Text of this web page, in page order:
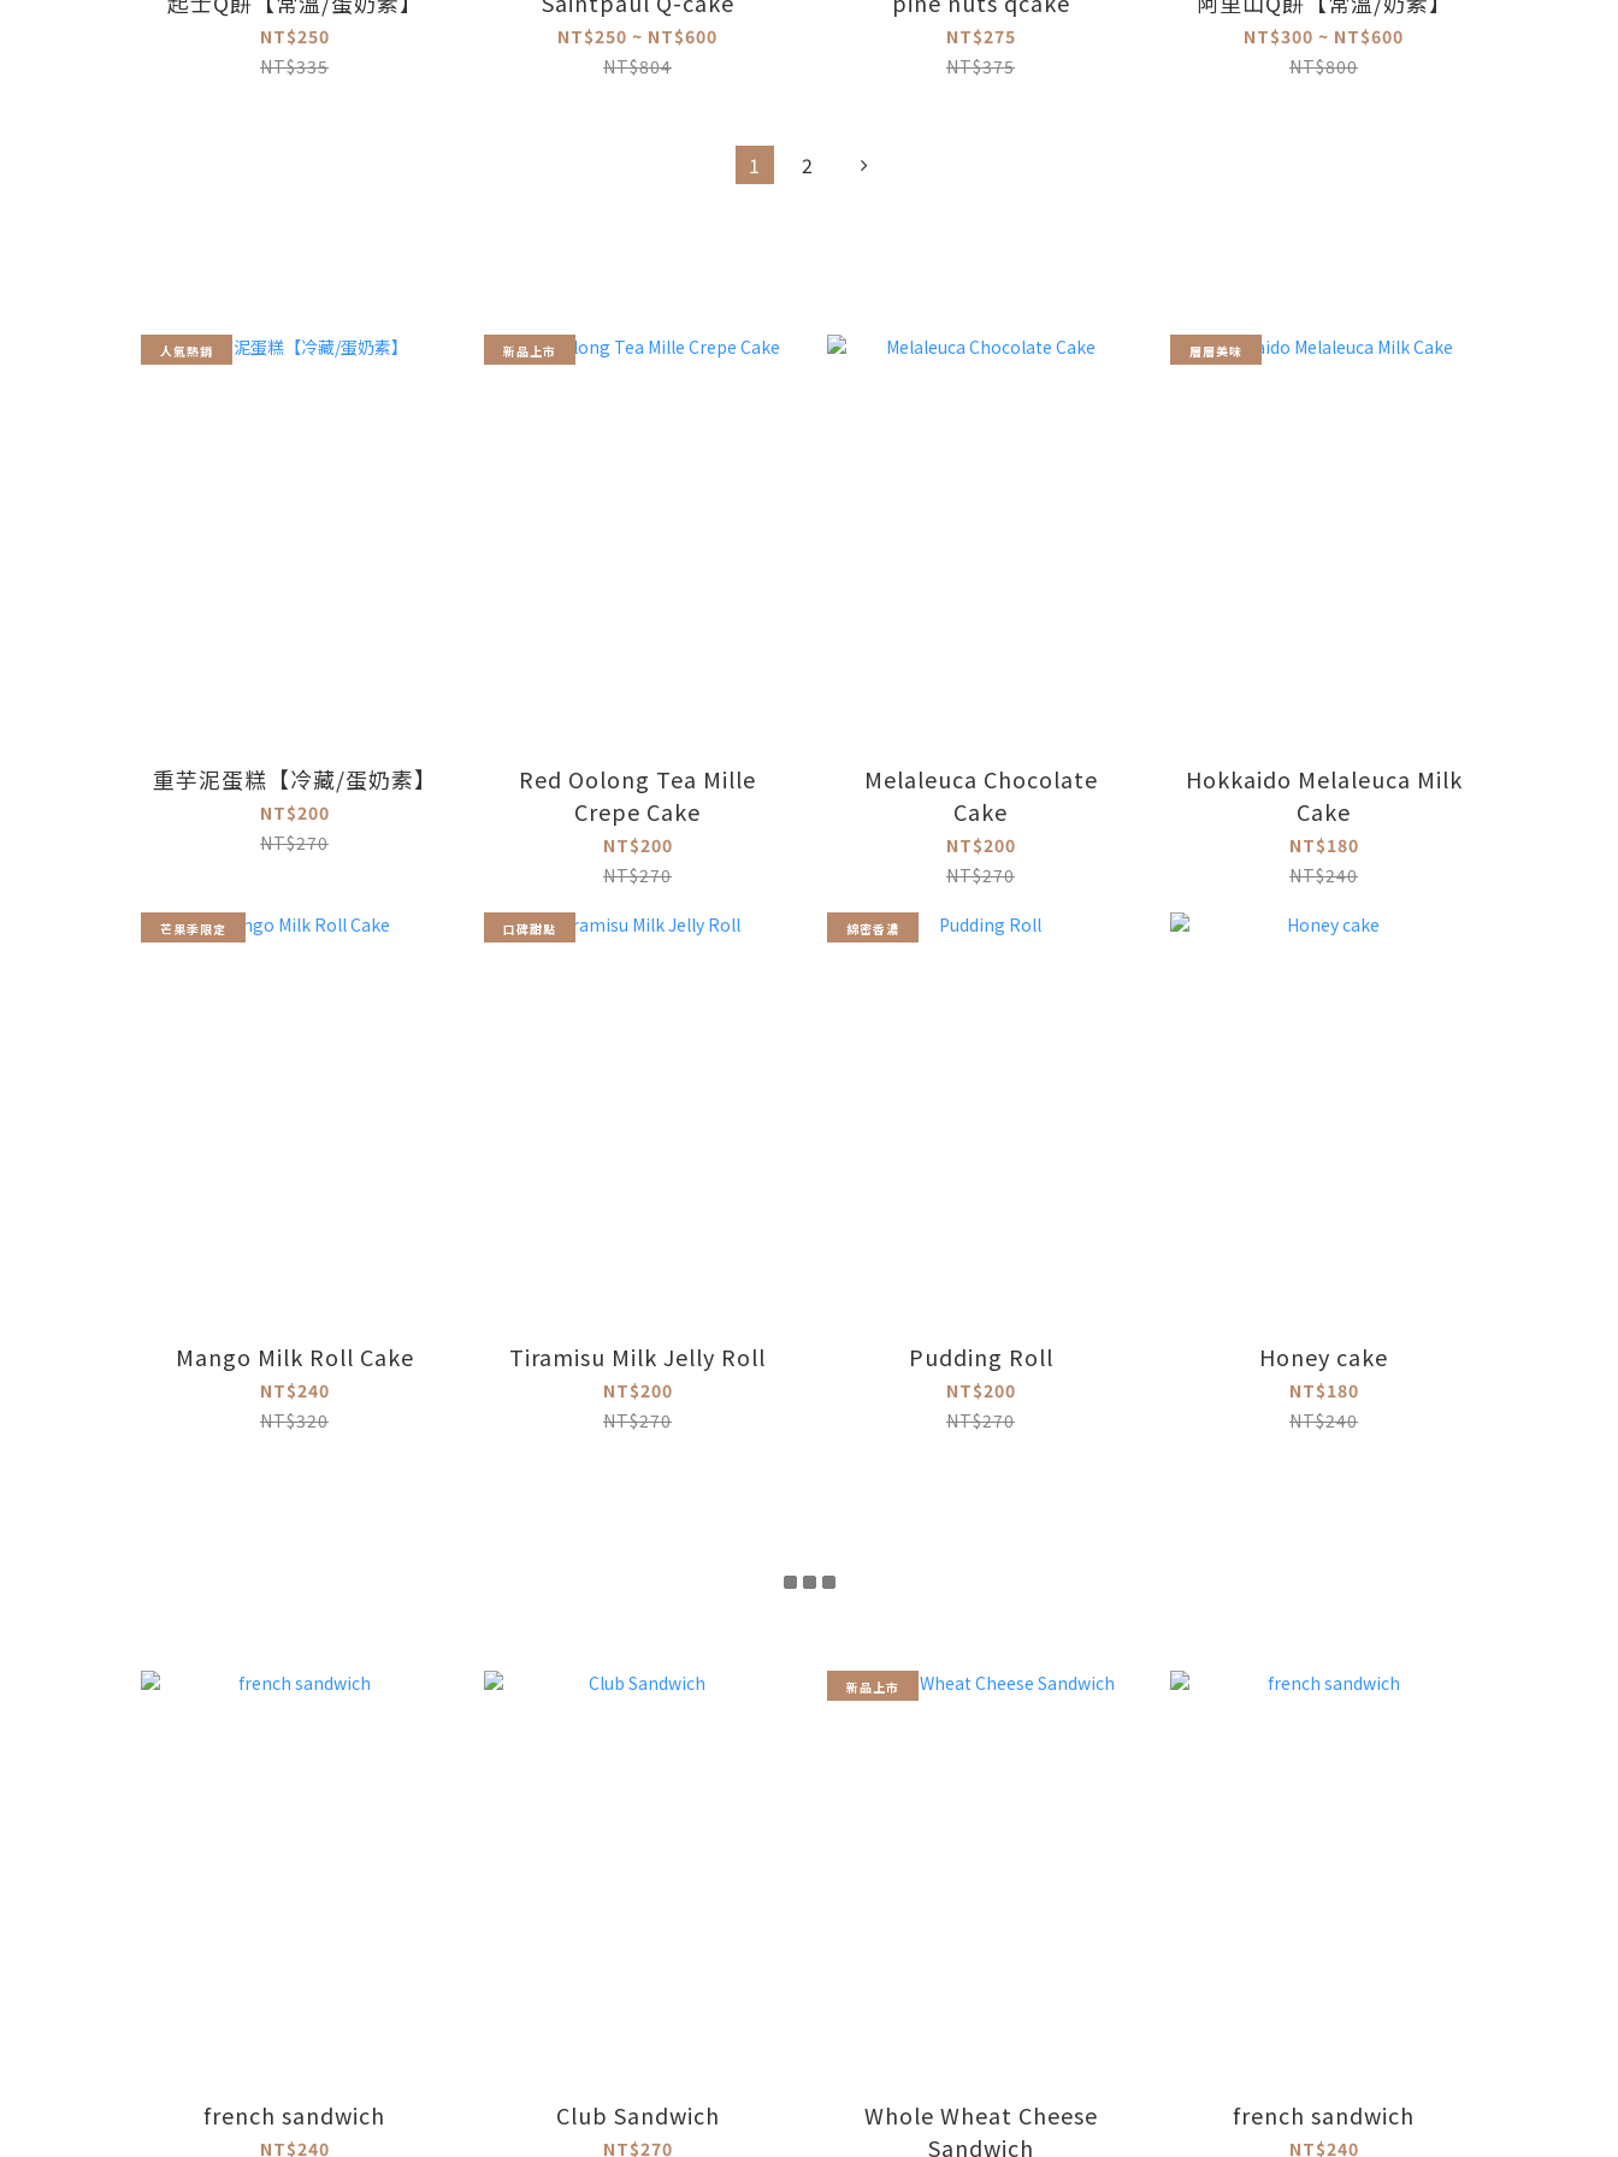
NT$250
NT$335
NT$250 ~ NT$600
NT$804
NT$275
NT$375
NT$300 ~ NT$600
NT$800
1 2
人氣熱銷
重芋泥蛋糕【冷藏/蛋奶素】
NT$200
NT$270
新品上市
Red Oolong Tea Mille
Crepe Cake
NT$200
NT$270
Melaleuca Chocolate
Cake
NT$200
NT$270
層層美味
Hokkaido Melaleuca Milk
Cake
NT$180
NT$240
芒果季限定
Mango Milk Roll Cake
NT$240
NT$320
口碑甜點
Tiramisu Milk Jelly Roll
NT$200
NT$270
綿密香濃
Pudding Roll
NT$200
NT$270
Honey cake
NT$180
NT$240
french sandwich
NT$240
Club Sandwich
NT$270
新品上市
Whole Wheat Cheese
Sandwich
french sandwich
NT$240